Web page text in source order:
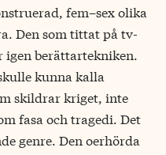
fem–sex olika
Den som tittat på tv-
igen berättartekniken.
kunna kalla
skildrar kriget, inte
fasa och tragedi. Det
genre. Den oerhörda